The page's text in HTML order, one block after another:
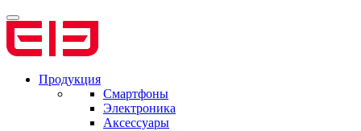
Продукция
Смартфоны
Электроника
Аксессуары